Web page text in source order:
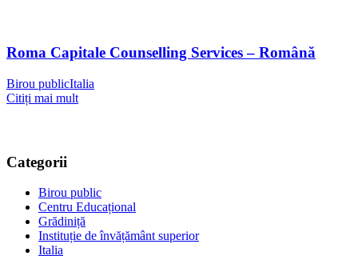
Roma Capitale Counselling Services – Română
Birou publicItalia
Citiți mai mult
Categorii
Birou public
Centru Educațional
Grădiniță
Instituție de învățământ superior
Italia